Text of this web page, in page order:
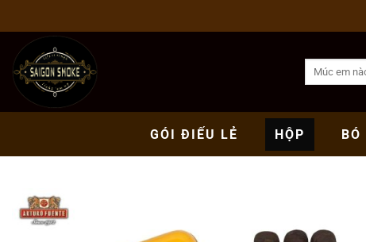
qua
dung
GÓI ĐIẾU LẺ HỘP BÓ